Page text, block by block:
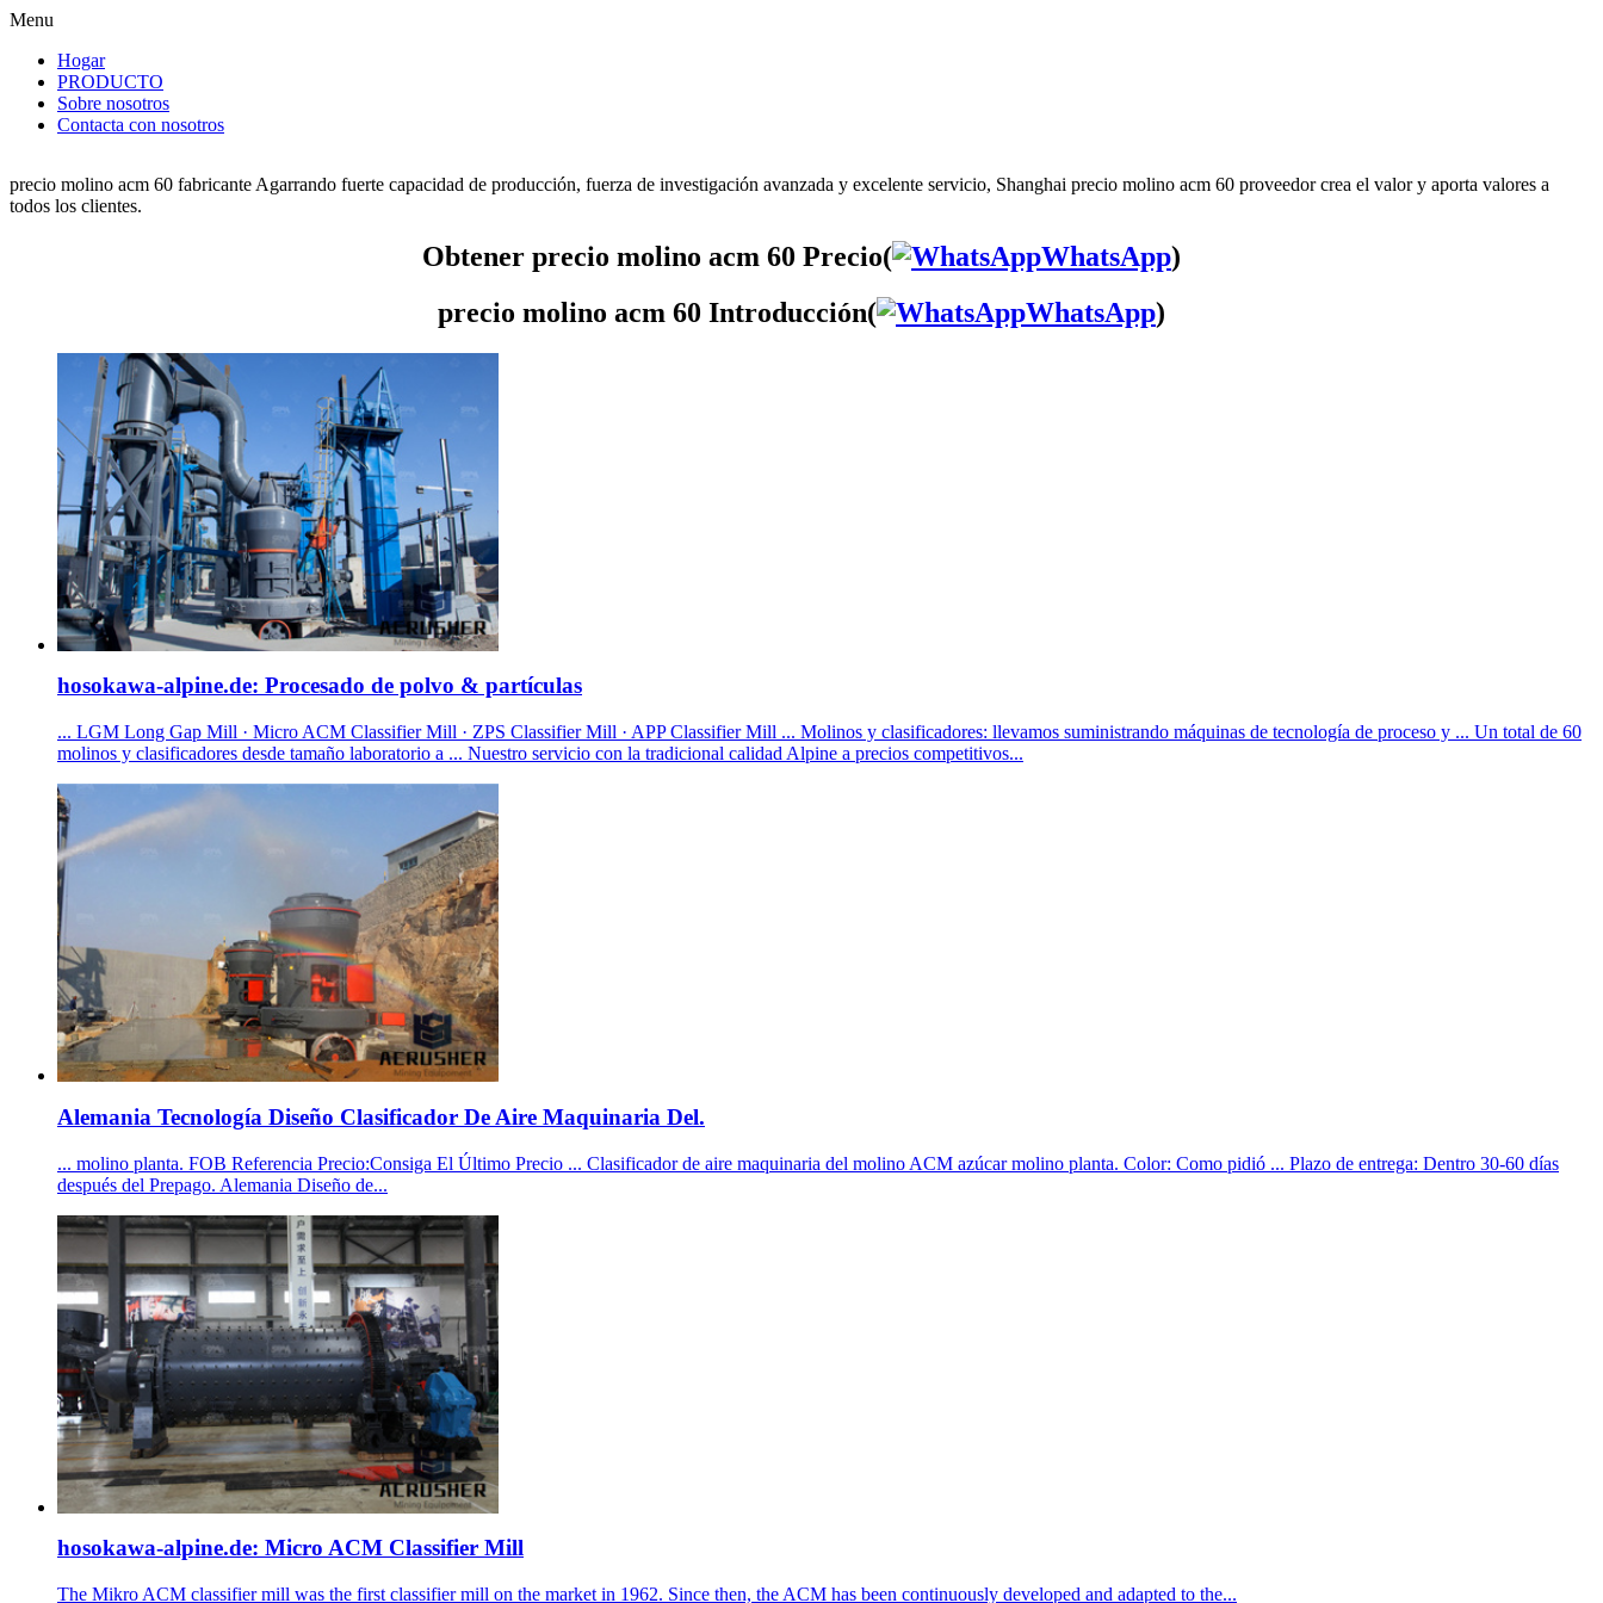
Menu
Hogar
PRODUCTO
Sobre nosotros
Contacta con nosotros
precio molino acm 60 fabricante Agarrando fuerte capacidad de producción, fuerza de investigación avanzada y excelente servicio, Shanghai precio molino acm 60 proveedor crea el valor y aporta valores a
todos los clientes.
Obtener precio molino acm 60 Precio( WhatsApp)
precio molino acm 60 Introducción(
WhatsApp)
hosokawa-alpine.de: Procesado de polvo & partículas
... LGM Long Gap Mill · Micro ACM Classifier Mill · ZPS Classifier Mill · APP Classifier Mill ... Molinos y clasificadores: llevamos suministrando máquinas de tecnología de proceso y ... Un total de 60
molinos y clasificadores desde tamaño laboratorio a ... Nuestro servicio con la tradicional calidad Alpine a precios competitivos...
Alemania Tecnología Diseño Clasificador De Aire Maquinaria Del.
... molino planta. FOB Referencia Precio:Consiga El Último Precio ... Clasificador de aire maquinaria del molino ACM azúcar molino planta. Color: Como pidió ... Plazo de entrega: Dentro 30-60 días
después del Prepago. Alemania Diseño de...
hosokawa-alpine.de: Micro ACM Classifier Mill
The Mikro ACM classifier mill was the first classifier mill on the market in 1962. Since then, the ACM has been continuously developed and adapted to the...